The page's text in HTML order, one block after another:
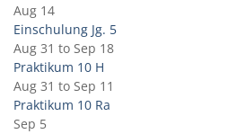
Aug 14
Einschulung Jg. 5
Aug 31 to Sep 18
Praktikum 10 H
Aug 31 to Sep 11
Praktikum 10 Ra
Sep 5